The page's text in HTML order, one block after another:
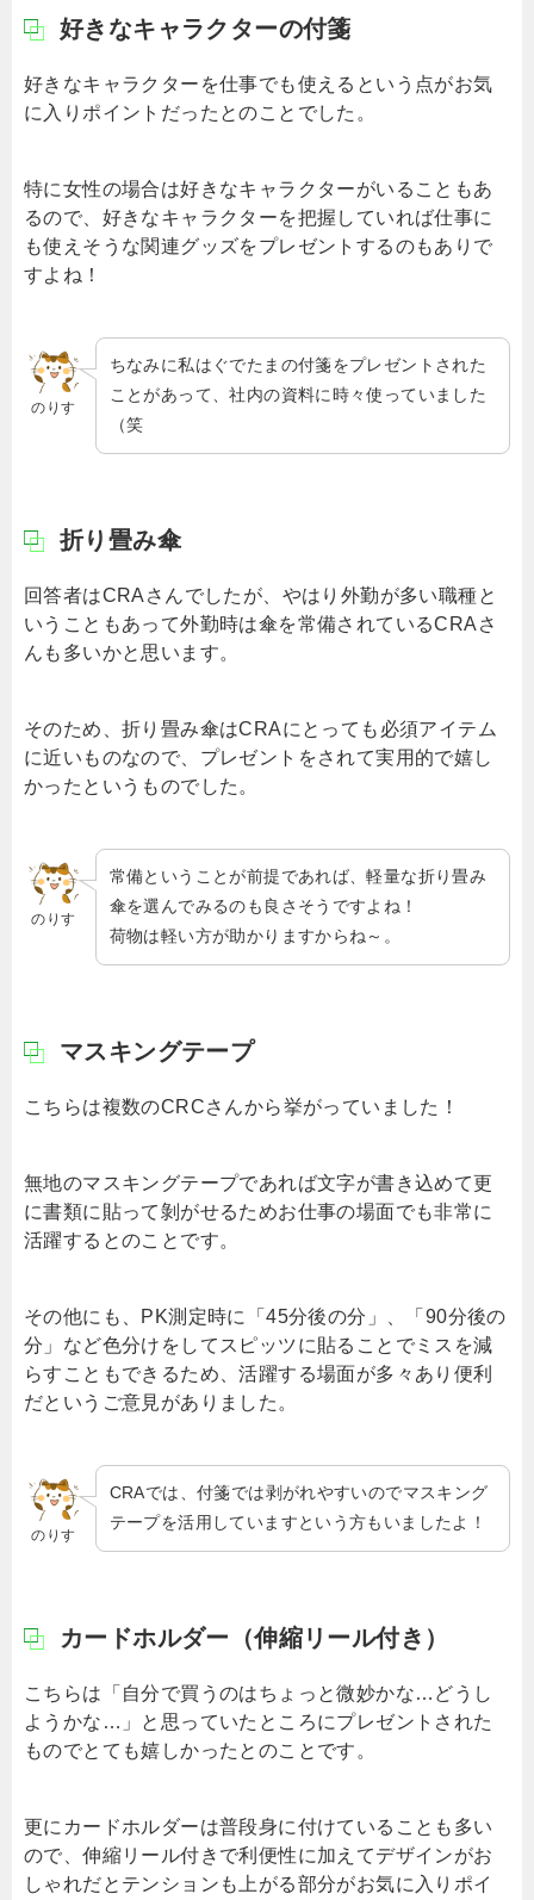
好きなキャラクターの付箋
好きなキャラクターを仕事でも使えるという点がお気
に入りポイントだったとのことでした。
特に女性の場合は好きなキャラクターがいることもあ
るので、好きなキャラクターを把握していれば仕事に
も使えそうな関連グッズをプレゼントするのもありで
すよね！
のりす
ちなみに私はぐでたまの付箋をプレゼントされた
ことがあって、社内の資料に時々使っていました
（笑
折り畳み傘
回答者はCRAさんでしたが、やはり外勤が多い職種と
いうこともあって外勤時は傘を常備されているCRAさ
んも多いかと思います。
そのため、折り畳み傘はCRAにとっても必須アイテム
に近いものなので、プレゼントをされて実用的で嬉し
かったというものでした。
のりす
常備ということが前提であれば、軽量な折り畳み
傘を選んでみるのも良さそうですよね！
荷物は軽い方が助かりますからね～。
マスキングテープ
こちらは複数のCRCさんから挙がっていました！
無地のマスキングテープであれば文字が書き込めて更
に書類に貼って剝がせるためお仕事の場面でも非常に
活躍するとのことです。
その他にも、PK測定時に「45分後の分」、「90分後の
分」など色分けをしてスピッツに貼ることでミスを減
らすこともできるため、活躍する場面が多々あり便利
だというご意見がありました。
のりす
CRAでは、付箋では剥がれやすいのでマスキング
テープを活用していますという方もいましたよ！
カードホルダー（伸縮リール付き）
こちらは「自分で買うのはちょっと微妙かな…どうし
ようかな…」と思っていたところにプレゼントされた
ものでとても嬉しかったとのことです。
更にカードホルダーは普段身に付けていることも多い
ので、伸縮リール付きで利便性に加えてデザインがお
しゃれだとテンションも上がる部分がお気に入りポイ